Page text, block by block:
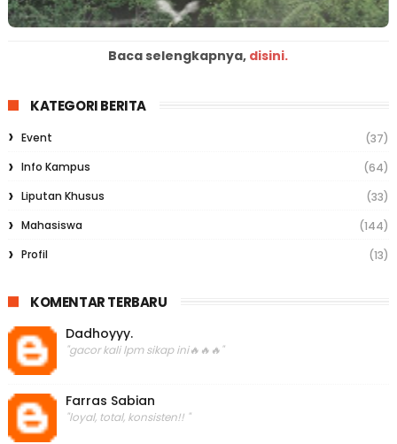
Baca selengkapnya, disini.
KATEGORI BERITA
Event
(37)
Info Kampus
(64)
Liputan Khusus
(33)
Mahasiswa
(144)
Profil
(13)
KOMENTAR TERBARU
Dadhoyyy.
"gacor kali lpm sikap ini🔥🔥🔥"
Farras Sabian
"loyal, total, konsisten!! "